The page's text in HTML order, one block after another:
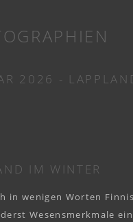
2026 -
IM WINTER
in wenigen Worten
Wesensmerkmale